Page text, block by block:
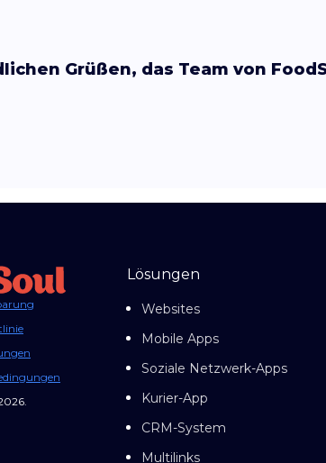
Grüßen, das Team von
Lösungen
Websites
Mobile Apps
Soziale Netzwerk-Apps
Kurier-App
CRM-System
Multilinks